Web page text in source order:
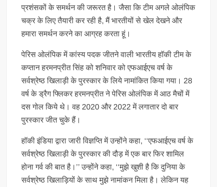
प्रशंसकों के समर्थन की जरूरत है। जैसा कि टीम अगले ओलंपिक
चक्र के लिए तैयारी कर रही है, मैं भारतीयों से खेल देखने और
हमारा समर्थन करने का आग्रह करता हूं।
पेरिस ओलंपिक में कांस्य पदक जीतने वाली भारतीय हॉकी टीम के
कप्तान हरमनप्रीत सिंह को शनिवार को एफआईएच वर्ष के
सर्वश्रेष्ठ खिलाड़ी के पुरस्कार के लिये नामांकित किया गया। 28
वर्ष के ड्रैग फ्लिकर हरमनप्रीत ने पेरिस ओलंपिक में आठ मैचों में
दस गोल किये थे। वह 2020 और 2022 में लगातार दो बार
पुरस्कार जीत चुके हैं।
हॉकी इंडिया द्वारा जारी विज्ञप्ति में उन्होंने कहा, ‘‘एफआईएच वर्ष के
सर्वश्रेष्ठ खिलाड़ी के पुरस्कार की दौड़ में एक बार फिर शामिल
होना गर्व की बात है।’’ उन्होंने कहा, ‘‘मुझे खुशी है कि दुनिया के
सर्वश्रेष्ठ खिलाड़ियों के साथ मुझे नामांकन मिला है। लेकिन यह